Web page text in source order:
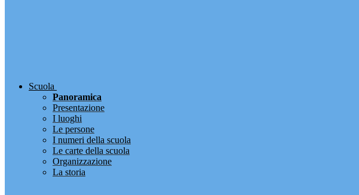
Scuola
Panoramica
Presentazione
I luoghi
Le persone
I numeri della scuola
Le carte della scuola
Organizzazione
La storia